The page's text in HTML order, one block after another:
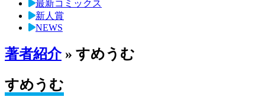
最新コミックス
新人賞
NEWS
著者紹介» すめうむ
すめうむ